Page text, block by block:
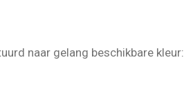
naar gelang beschikbare kleur: